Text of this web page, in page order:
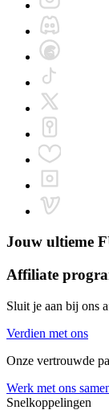
Jouw ultieme
Affiliate
Sluit je aan bij ons
Verdien met ons
Onze vertrouwde
Werk met ons
Snelkoppelingen